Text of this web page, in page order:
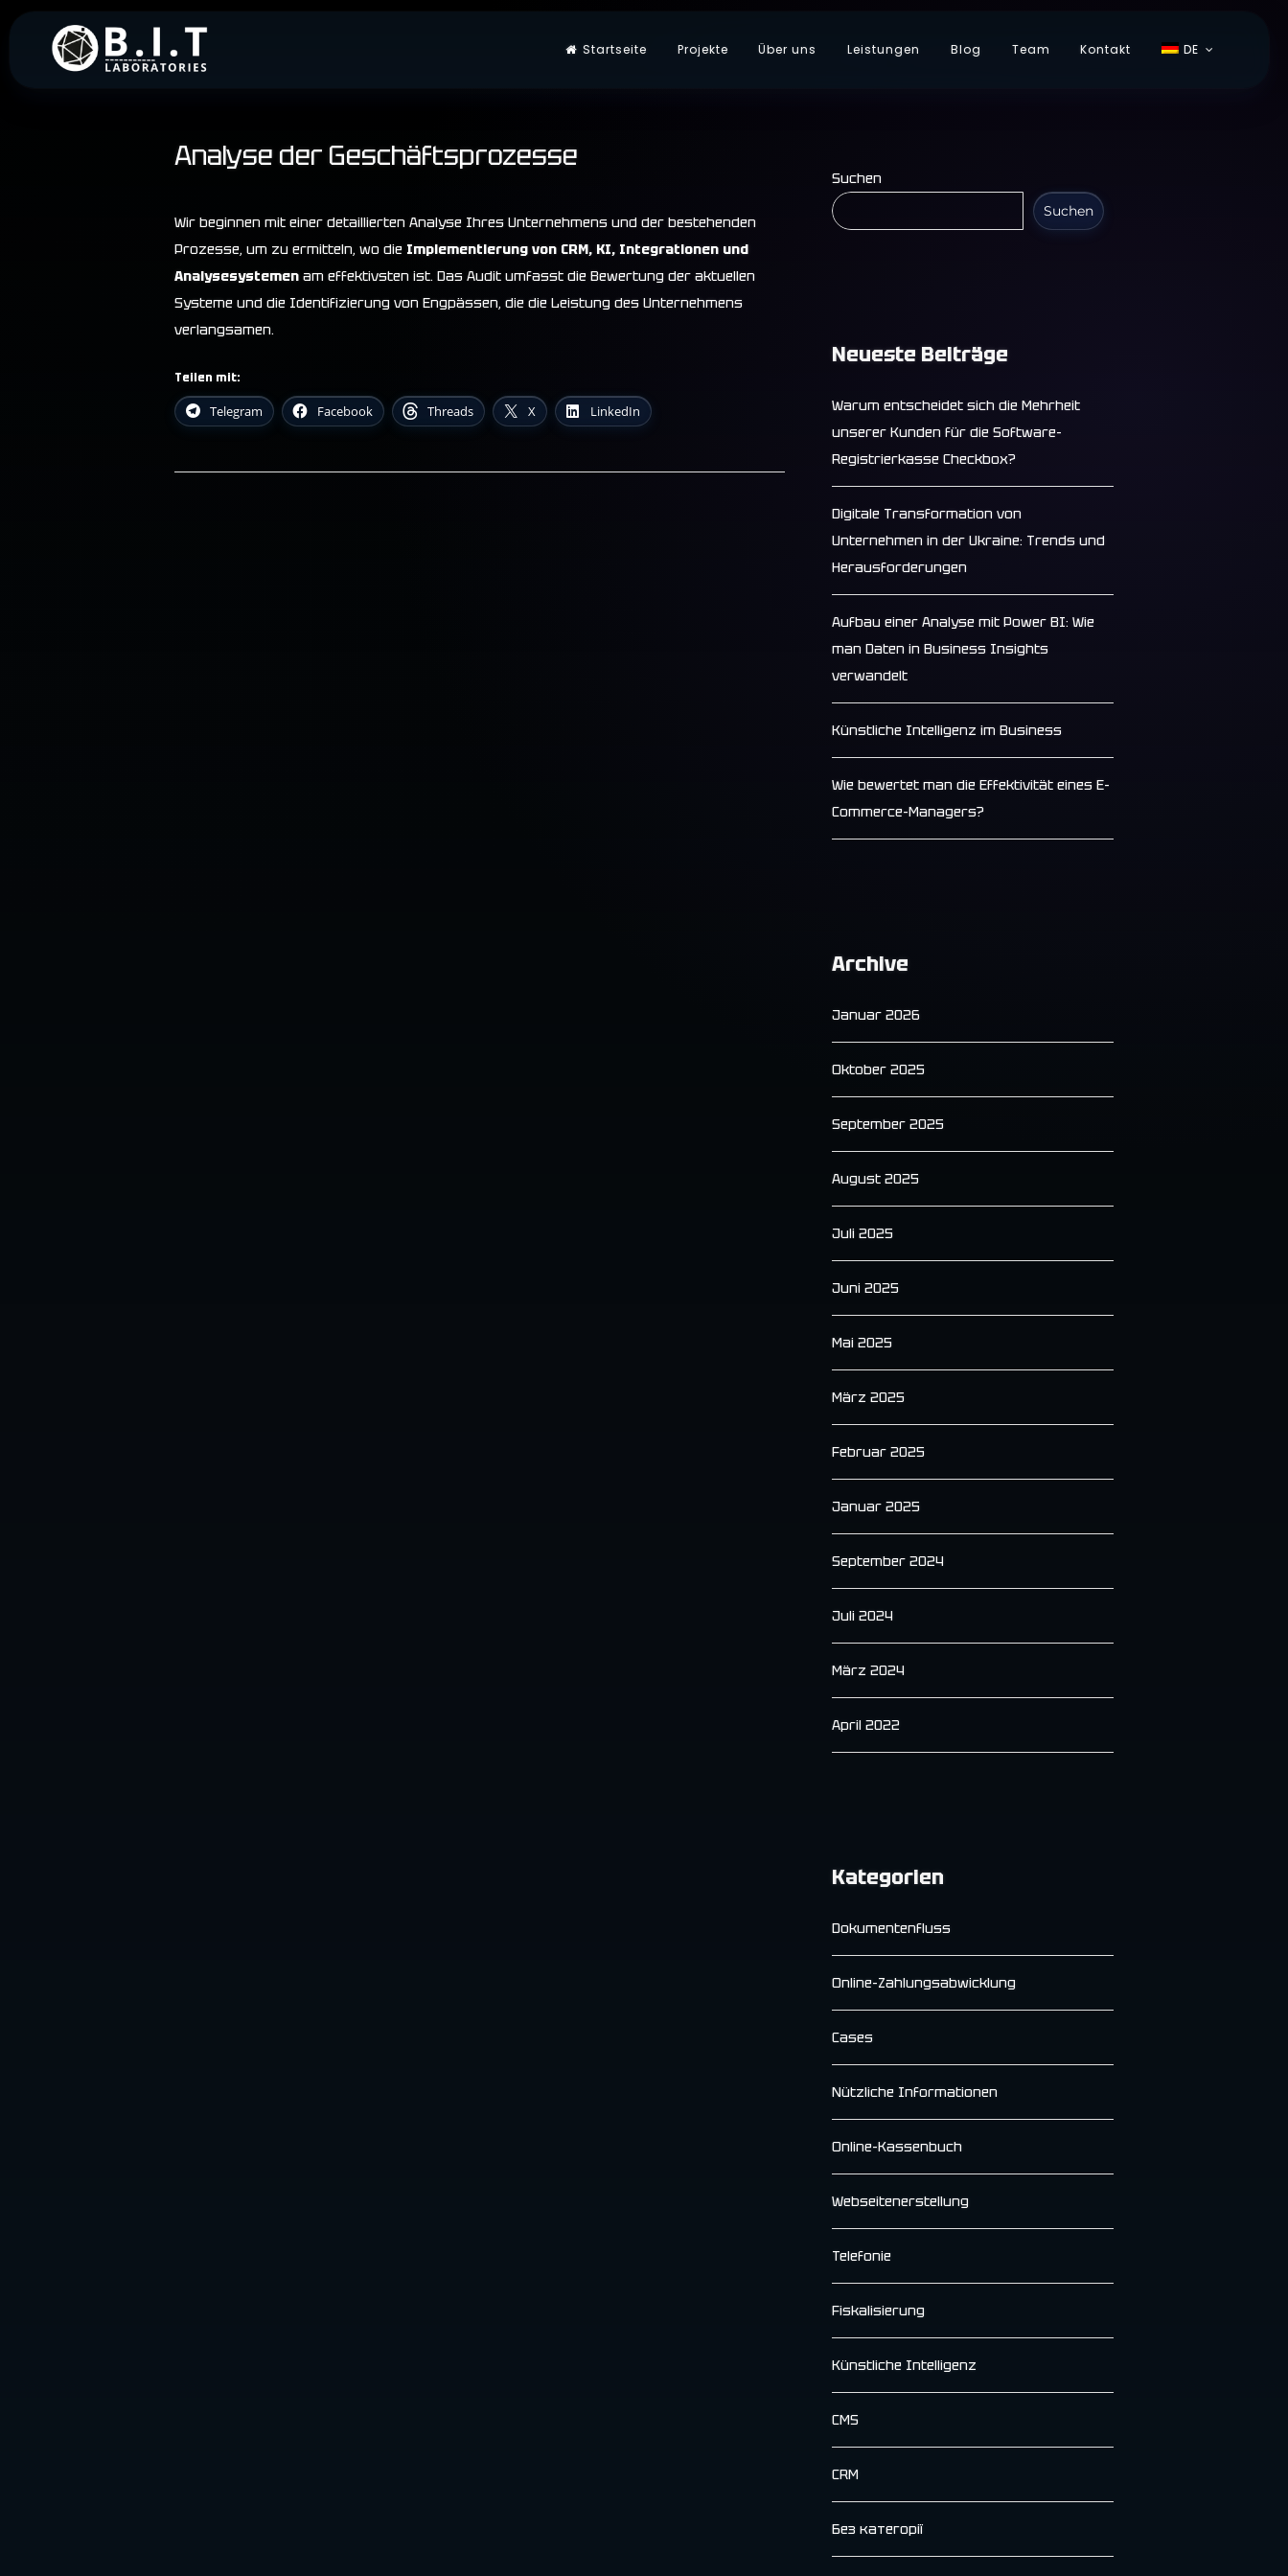
Startseite Projekte Über uns Leistungen Blog Team Kontakt DE
Analyse der Geschäftsprozesse
Wir beginnen mit einer detaillierten Analyse Ihres Unternehmens und der bestehenden
Prozesse, um zu ermitteln, wo die Implementierung von CRM, KI, Integrationen und
Analysesystemen am effektivsten ist. Das Audit umfasst die Bewertung der aktuellen
Systeme und die Identifizierung von Engpässen, die die Leistung des Unternehmens
verlangsamen.
Teilen mit:
Telegram Facebook Threads X LinkedIn
Suchen
Suchen
Neueste Beiträge
Warum entscheidet sich die Mehrheit
unserer Kunden für die Software-
Registrierkasse Checkbox?
Digitale Transformation von
Unternehmen in der Ukraine: Trends und
Herausforderungen
Aufbau einer Analyse mit Power BI: Wie
man Daten in Business Insights
verwandelt
Künstliche Intelligenz im Business
Wie bewertet man die Effektivität eines E-
Commerce-Managers?
Archive
Januar 2026
Oktober 2025
September 2025
August 2025
Juli 2025
Juni 2025
Mai 2025
März 2025
Februar 2025
Januar 2025
September 2024
Juli 2024
März 2024
April 2022
Kategorien
Dokumentenfluss
Online-Zahlungsabwicklung
Cases
Nützliche Informationen
Online-Kassenbuch
Webseitenerstellung
Telefonie
Fiskalisierung
Künstliche Intelligenz
CMS
CRM
Без категорії